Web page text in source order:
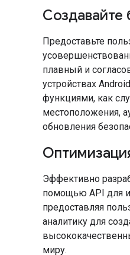
Создавайте
Предоставьте
плавный и
устройствах
функциями, как
местоположения,
обновления
Эффективно
помощью API для
предоставляя
аналитику для
миру.